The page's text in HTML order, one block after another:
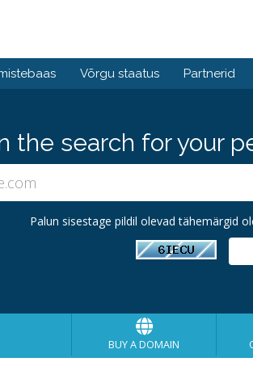
Võrgu staatus Partnerid
the search for your
Palun sisestage pildil olevad tähemärgid
BUY A DOMAIN